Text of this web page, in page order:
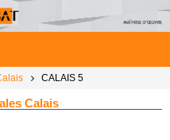
CALAIS 5
Calais